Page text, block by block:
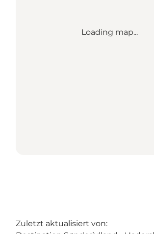
Loading map...
Zuletzt aktualisiert von: